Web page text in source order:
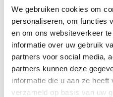
We gebruiken cookies om
personaliseren, om functies
en om ons websiteverkeer
informatie over uw gebruik
partners voor social media,
partners kunnen deze
informatie die u aan ze
verzameld op basis van uw
gaan en echte
Meer info